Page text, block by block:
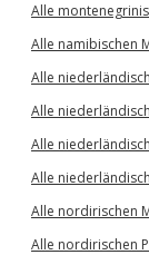
Alle
Alle namibischen
Alle
Alle
Alle
Alle
Alle nordirischen
Alle nordirischen